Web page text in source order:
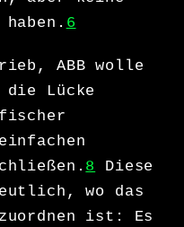
6
ABB wolle
Lücke
8
Diese
wo das
ist: Es